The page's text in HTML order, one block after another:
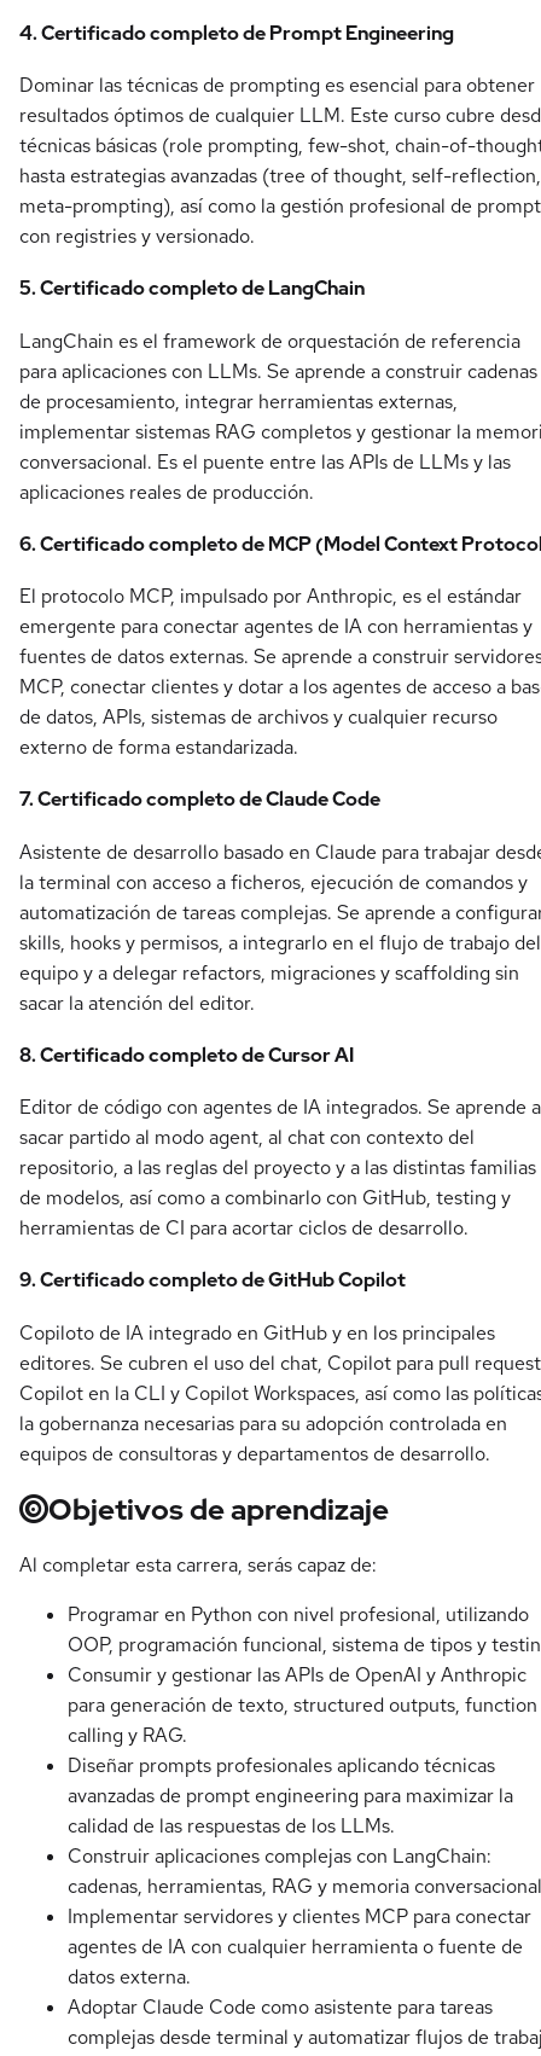
4. Certificado completo de Prompt Engineering
Dominar las técnicas de prompting es esencial para obtener
resultados óptimos de cualquier LLM. Este curso cubre
técnicas básicas (role prompting, few-shot, chain-of-
hasta estrategias avanzadas (tree of thought, self-reflection,
meta-prompting), así como la gestión profesional de
con registries y versionado.
5. Certificado completo de LangChain
LangChain es el framework de orquestación de referencia
para aplicaciones con LLMs. Se aprende a construir cadenas
de procesamiento, integrar herramientas externas,
implementar sistemas RAG completos y gestionar la
conversacional. Es el puente entre las APIs de LLMs y las
aplicaciones reales de producción.
6. Certificado completo de MCP (Model Context
El protocolo MCP, impulsado por Anthropic, es el estándar
emergente para conectar agentes de IA con herramientas y
fuentes de datos externas. Se aprende a construir
MCP, conectar clientes y dotar a los agentes de acceso a
de datos, APIs, sistemas de archivos y cualquier recurso
externo de forma estandarizada.
7. Certificado completo de Claude Code
Asistente de desarrollo basado en Claude para trabajar
la terminal con acceso a ficheros, ejecución de comandos y
automatización de tareas complejas. Se aprende a
skills, hooks y permisos, a integrarlo en el flujo de trabajo del
equipo y a delegar refactors, migraciones y scaffolding sin
sacar la atención del editor.
8. Certificado completo de Cursor AI
Editor de código con agentes de IA integrados. Se aprende a
sacar partido al modo agent, al chat con contexto del
repositorio, a las reglas del proyecto y a las distintas familias
de modelos, así como a combinarlo con GitHub, testing y
herramientas de CI para acortar ciclos de desarrollo.
9. Certificado completo de GitHub Copilot
Copiloto de IA integrado en GitHub y en los principales
editores. Se cubren el uso del chat, Copilot para pull
Copilot en la CLI y Copilot Workspaces, así como las
la gobernanza necesarias para su adopción controlada en
equipos de consultoras y departamentos de desarrollo.
Objetivos de aprendizaje
Al completar esta carrera, serás capaz de:
Programar en Python con nivel profesional, utilizando
OOP, programación funcional, sistema de tipos y
Consumir y gestionar las APIs de OpenAI y Anthropic
para generación de texto, structured outputs, function
calling y RAG.
Diseñar prompts profesionales aplicando técnicas
avanzadas de prompt engineering para maximizar la
calidad de las respuestas de los LLMs.
Construir aplicaciones complejas con LangChain:
cadenas, herramientas, RAG y memoria
Implementar servidores y clientes MCP para conectar
agentes de IA con cualquier herramienta o fuente de
datos externa.
Adoptar Claude Code como asistente para tareas
complejas desde terminal y automatizar flujos de